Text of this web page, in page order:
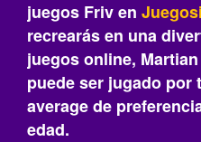
juegos Friv en
recrearás‎ en una
juegos online,
puede ser jugado por
average de
edad.